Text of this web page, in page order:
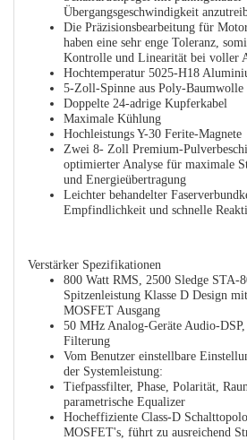
Übergangsgeschwindigkeit
Die Präzisionsbearbeitung für
haben eine sehr enge Toleranz,
Kontrolle und Linearität bei voller
Hochtemperatur 5025-H18
5-Zoll-Spinne aus Poly-Baumwolle
Doppelte 24-adrige Kupferkabel
Maximale Kühlung
Hochleistungs Y-30 Ferite-Magnete
Zwei 8- Zoll Premium-
optimierter Analyse für maximale
und Energieübertragung
Leichter behandelter
Empfindlichkeit und schnelle
Verstärker Spezifikationen
800 Watt RMS, 2500 Sledge STA-
Spitzenleistung Klasse D Design
MOSFET Ausgang
50 MHz Analog-Geräte Audio-
Filterung
Vom Benutzer einstellbare
der Systemleistung:
Tiefpassfilter, Phase, Polarität,
parametrische Equalizer
Hocheffiziente Class-D
MOSFET's, führt zu ausreichend